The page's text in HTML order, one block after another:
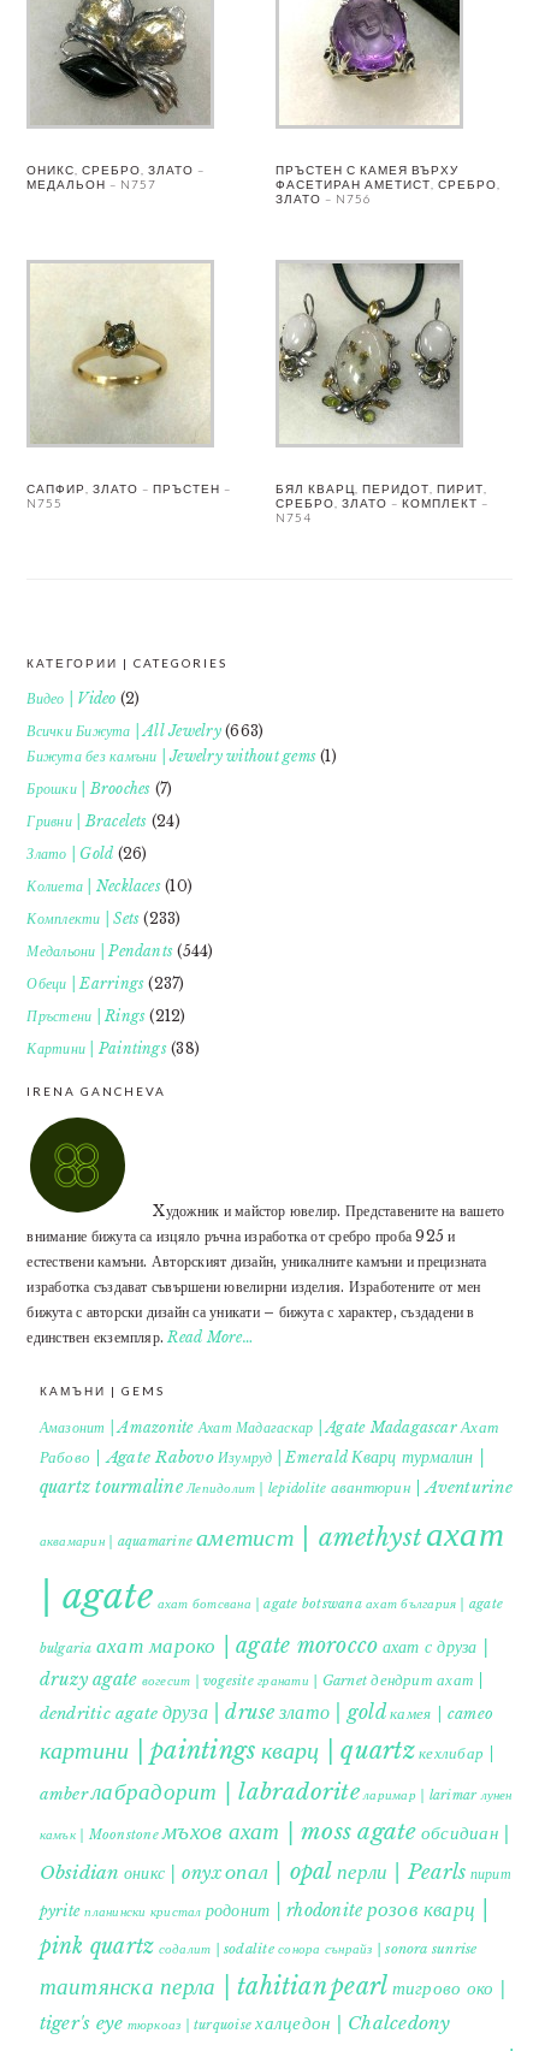
ОНИКС, СРЕБРО, ЗЛАТО –
МЕДАЛЬОН – N757
ПРЪСТЕН С КАМЕЯ ВЪРХУ
ФАСЕТИРАН АМЕТИСТ, СРЕБРО,
ЗЛАТО – N756
САПФИР, ЗЛАТО – ПРЪСТЕН –
N755
БЯЛ КВАРЦ, ПЕРИДОТ, ПИРИТ,
СРЕБРО, ЗЛАТО – КОМПЛЕКТ –
N754
FOOTER
КАТЕГОРИИ | CATEGORIES
Видео | Video (2)
Всички Бижута | All Jewelry(663)
Бижута без камъни | Jewelry without gems (1)
Брошки | Brooches (7)
Гривни | Bracelets (24)
Злато | Gold (26)
Колиета | Necklaces(10)
Комплекти | Sets (233)
Медальони | Pendants (544)
Обеци | Earrings (237)
Пръстени | Rings (212)
Картини | Paintings(38)
IRENA GANCHEVA
Xудожник и майстор ювелир. Представените на вашето
внимание бижута са изцяло ръчна изработка от сребро проба 925 и
естествени камъни. Авторският дизайн, уникалните камъни и прецизната
изработка създават съвършени ювелирни изделия. Изработените от мен
бижута с авторски дизайн са уникати – бижута с характер, създадени в
единствен екземпляр.Read More…
КАМЪНИ | GEMS
Амазонит | Amazonite Ахат Мадагаскар | Agate Madagascar Ахат
Рабово | Agate Rabovo Изумруд | Emerald Кварц турмалин |
quartz tourmaline Лепидолит | lepidolite авантюрин | Aventurine
аквамарин | aquamarine аметист | amethystахат
| agate ахат ботсвана | agate botswana ахат българия | agate
bulgaria ахат мароко | agate morocco ахат с друза |
druzy agate вогесит | vogesite гранати | Garnet дендрит ахат |
dendritic agate друза | druse злато | gold камея | cameo
картини | paintings кварц | quartzкехлибар |
amberлабрадорит | labradorite ларимар | larimar лунен
камък | Moonstone мъхов ахат | moss agate обсидиан |
Obsidian оникс | onyxопал | opal перли | Pearls пирит |
pyrite планински кристал родонит | rhodonite розов кварц |
pink quartz содалит | sodalite сонора сънрайз | sonora sunrise
таитянска перла | tahitian pearl тигрово око |
tiger's eye тюркоаз | turquoise халцедон | Chalcedony